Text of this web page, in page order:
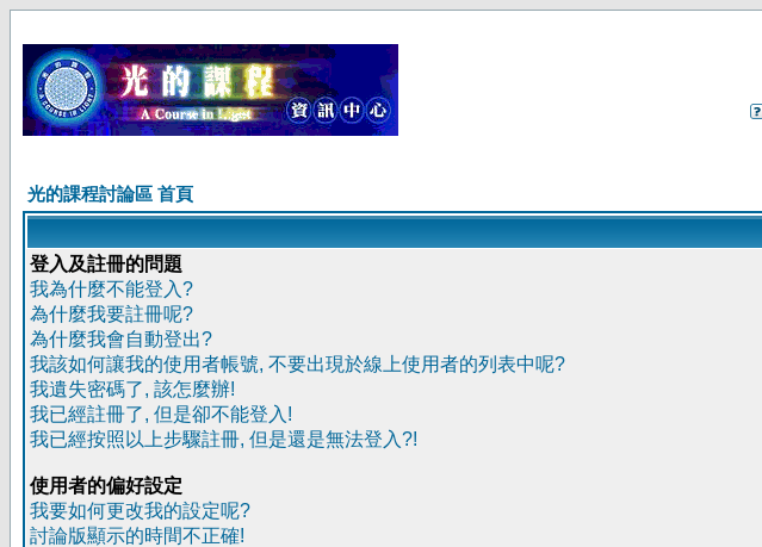
光的課程討論區 首頁
登入及註冊的問題
我為什麼不能登入?
為什麼我要註冊呢?
為什麼我會自動登出?
我該如何讓我的使用者帳號, 不要出現於線上使用者的列表中呢?
我遺失密碼了, 該怎麼辦!
我已經註冊了, 但是卻不能登入!
我已經按照以上步驟註冊, 但是還是無法登入?!
使用者的偏好設定
我要如何更改我的設定呢?
討論版顯示的時間不正確!